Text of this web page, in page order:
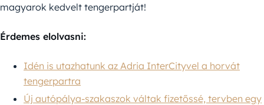
magyarok kedvelt tengerpartját!
Érdemes elolvasni:
Idén is utazhatunk az Adria InterCityvel a horvát
tengerpartra
Új autópálya-szakaszok váltak fizetőssé, tervben egy